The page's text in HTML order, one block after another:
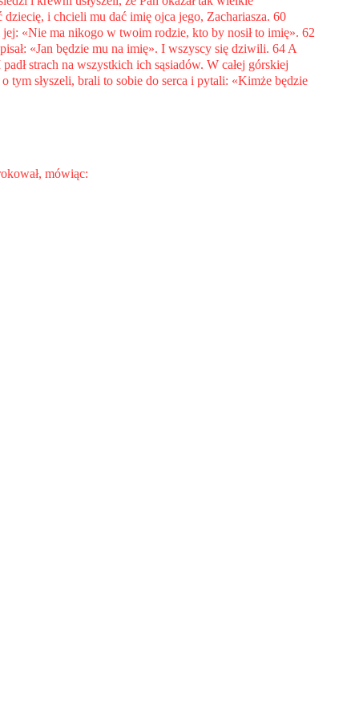
i chcieli mu dać imię ojca jego, Zachariasza. 60
«Nie ma nikogo w twoim rodzie, kto by nosił to imię». 62
«Jan będzie mu na imię». I wszyscy się dziwili. 64 A
strach na wszystkich ich sąsiadów. W całej górskiej
tym słyszeli, brali to sobie do serca i pytali: «Kimże będzie
mówiąc: